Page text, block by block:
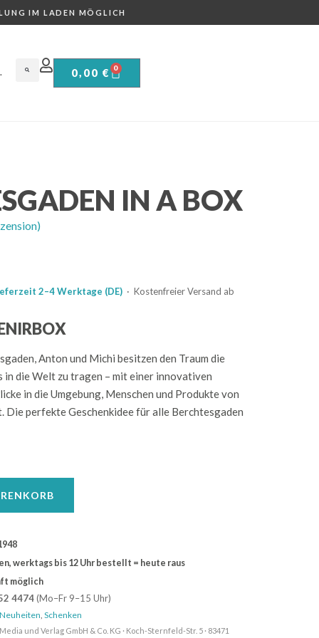
IM LADEN MÖGLICH
0,00 € 0
IN A BOX
2–4 Werktage (DE)· Kostenfreier Versand ab
Anton und Michi besitzen den Traum die
in die Welt zu tragen – mit einer innovativen
in die Umgebung, Menschen und Produkte von
Die perfekte Geschenkidee für alle Berchtesgaden
werktags bis 12 Uhr bestellt = heute raus
möglich
4474(Mo–Fr 9–15 Uhr)
Neuheiten Schenken
und Verlag GmbH & Co. KG · Koch-Sternfeld-Str. 5 · 83471